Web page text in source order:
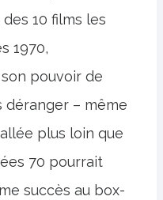
10 films les
1970,
pouvoir de
déranger – même
plus loin que
70 pourrait
succès au box-